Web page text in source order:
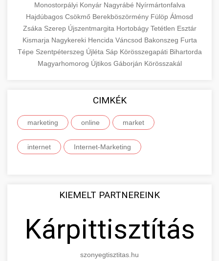
Monostorpályi Konyár Nagyrábé Nyírmártonfalva
Hajdúbagos Csökmő Berekböszörmény Fülöp Álmosd
Zsáka Szerep Újszentmargita Hortobágy Tetétlen Esztár
Kismarja Nagykereki Hencida Váncsod Bakonszeg Furta
Tépe Szentpéterszeg Újléta Sáp Körösszegapáti Bihartorda
Magyarhomorog Újtikos Gáborján Körösszakál
CIMKÉK
marketing online market
internet Internet-Marketing
KIEMELT PARTNEREINK
Kárpittisztítás
szonyegtisztitas.hu